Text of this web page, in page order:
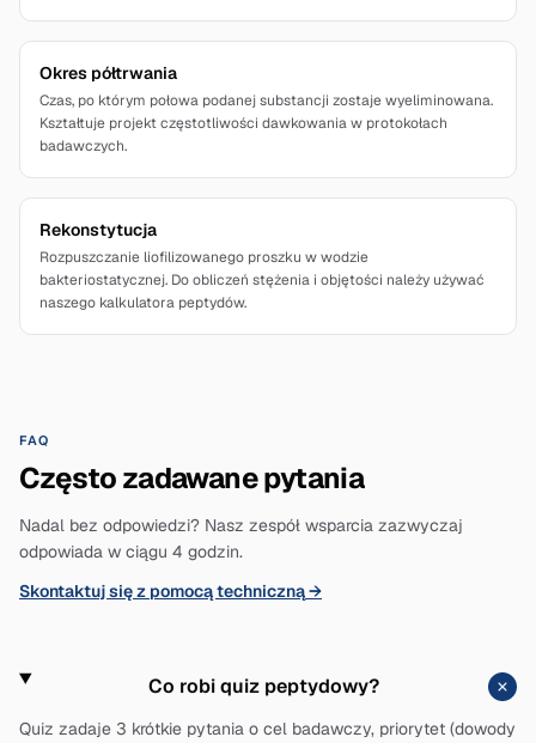
Okres półtrwania
Czas, po którym połowa podanej substancji zostaje wyeliminowana.
Kształtuje projekt częstotliwości dawkowania w protokołach
badawczych.
Rekonstytucja
Rozpuszczanie liofilizowanego proszku w wodzie
bakteriostatycznej. Do obliczeń stężenia i objętości należy używać
naszego kalkulatora peptydów.
FAQ
Często zadawane pytania
Nadal bez odpowiedzi? Nasz zespół wsparcia zazwyczaj
odpowiada w ciągu 4 godzin.
Skontaktuj się z pomocą techniczną→
Co robi quiz peptydowy?
Quiz zadaje 3 krótkie pytania o cel badawczy, priorytet (dowody